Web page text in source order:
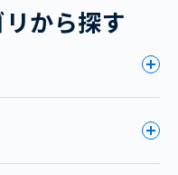
から探す